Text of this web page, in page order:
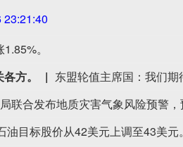
23:21:41
。
方。
油目标股价从42美元上调至43美元。